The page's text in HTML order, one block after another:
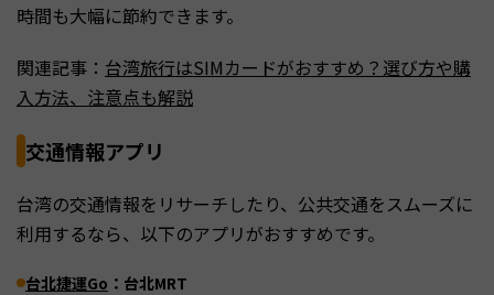
時間も大幅に節約できます。
関連記事： 台湾旅行はSIMカードがおすすめ？選び方や購
入方法、注意点も解説
交通情報アプリ
台湾の交通情報をリサーチしたり、公共交通をスムーズに
利用するなら、以下のアプリがおすすめです。
台北捷運Go ：台北MRT